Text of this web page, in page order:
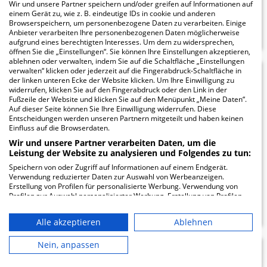
ZUM PROFIL
16.74
St. Hedwig-
Klinik
A2 3-7
68159 Mannheim
ZUM PROFIL
Wir und unsere Partner speichern und/oder greifen auf Informationen auf
einem Gerät zu, wie z. B. eindeutige IDs in cookie und anderen
Browserspeichern, um personenbezogene Daten zu verarbeiten. Einige
Anbieter verarbeiten Ihre personenbezogenen Daten möglicherweise
aufgrund eines berechtigten Interesses. Um dem zu widersprechen,
öffnen Sie die „Einstellungen“. Sie können Ihre Einstellungen akzeptieren,
ablehnen oder verwalten, indem Sie auf die Schaltfläche „Einstellungen
verwalten“ klicken oder jederzeit auf die Fingerabdruck-Schaltfläche in
der linken unteren Ecke der Website klicken. Um Ihre Einwilligung zu
widerrufen, klicken Sie auf den Fingerabdruck oder den Link in der
Fußzeile der Website und klicken Sie auf den Menüpunkt „Meine Daten“.
Auf dieser Seite können Sie Ihre Einwilligung widerrufen. Diese
Entscheidungen werden unseren Partnern mitgeteilt und haben keinen
Einfluss auf die Browserdaten.
Wir und unsere Partner verarbeiten Daten, um die
Leistung der Website zu analysieren und Folgendes zu tun:
Speichern von oder Zugriff auf Informationen auf einem Endgerät.
Verwendung reduzierter Daten zur Auswahl von Werbeanzeigen.
Erstellung von Profilen für personalisierte Werbung. Verwendung von
Profilen zur Auswahl personalisierter Werbung. Erstellung von Profilen
personalisierter Inhalte. Messung der Werbeleistung. Messung der
Performance von Inhalten. Analyse von Zielgruppen durch Statistiken
oder Kombinationen von Daten aus verschiedenen Quellen. Entwicklung
und Verbesserung der Angebote. Verwendung reduzierter Daten zur
Auswahl von Inhalten.
Alle akzeptieren
Ablehnen
Nein, anpassen